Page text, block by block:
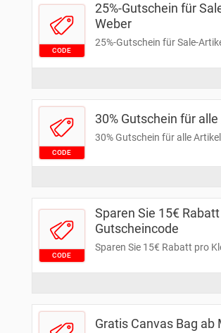
CODE
25%-Gutschein für
Weber
25%-Gutschein für Sale-
CODE
30% Gutschein für
30% Gutschein für alle Artikel
CODE
Sparen Sie 15€
Gutscheincode
Sparen Sie 15€ Rabatt pro
Gratis Canvas Bag ab